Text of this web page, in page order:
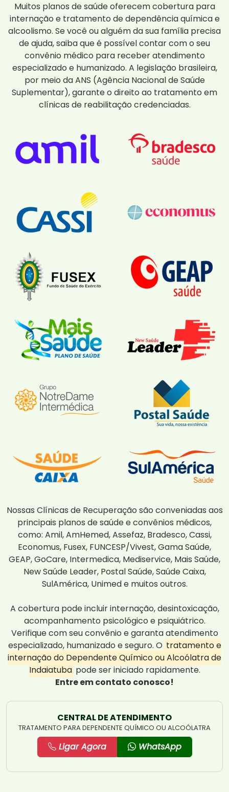
Muitos planos de saúde oferecem cobertura para
internação e tratamento de dependência química e
alcoolismo. Se você ou alguém da sua família precisa
de ajuda, saiba que é possível contar com o seu
convênio médico para receber atendimento
especializado e humanizado. A legislação brasileira,
por meio da ANS (Agência Nacional de Saúde
Suplementar), garante o direito ao tratamento em
clínicas de reabilitação credenciadas.
Nossas Clínicas de Recuperação são conveniadas aos
principais planos de saúde e convênios médicos,
como: Amil, AmHemed, Assefaz, Bradesco, Cassi,
Economus, Fusex, FUNCESP/Vivest, Gama Saúde,
GEAP, GoCare, Intermedica, Mediservice, Mais Saúde,
New Saúde Leader, Postal Saúde, Saúde Caixa,
SulAmérica, Unimed e muitos outros.
A cobertura pode incluir internação, desintoxicação,
acompanhamento psicológico e psiquiátrico.
Verifique com seu convênio e garanta atendimento
especializado, humanizado e seguro. O tratamento e
internação do Dependente Químico ou Alcoólatra de
Indaiatuba pode ser iniciado rapidamente.
Entre em contato conosco!
CENTRAL DE ATENDIMENTO
TRATAMENTO PARA DEPENDENTE QUÍMICO OU ALCOÓLATRA
Ligar Agora WhatsApp